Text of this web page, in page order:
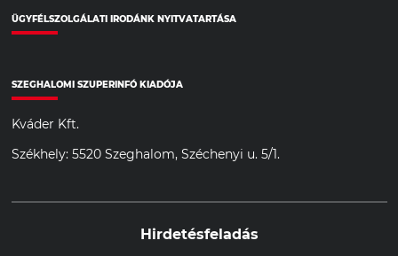
ÜGYFÉLSZOLGÁLATI IRODÁNK NYITVATARTÁSA
SZEGHALOMI SZUPERINFÓ KIADÓJA
Kváder Kft.
Székhely: 5520 Szeghalom, Széchenyi u. 5/1.
Hirdetésfeladás